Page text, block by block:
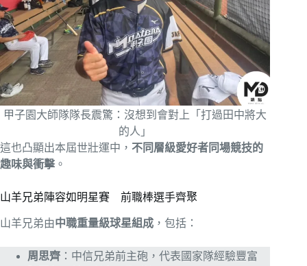
甲子園大師隊隊長震驚：沒想到會對上「打過田中將大
的人」
這也凸顯出本屆世壯運中， 不同層級愛好者同場競技的
趣味與衝擊。
山羊兄弟陣容如明星賽 前職棒選手齊聚
山羊兄弟由中職重量級球星組成 ，包括：
周思齊 ：中信兄弟前主砲，代表國家隊經驗豐富